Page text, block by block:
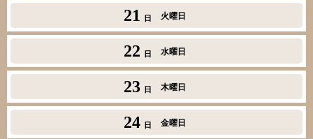
21 日 火曜日
22 日 水曜日
23 日 木曜日
24 日 金曜日